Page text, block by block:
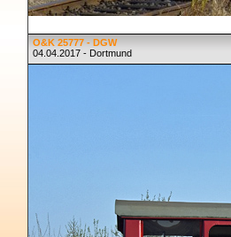
O&K 25777 - DGW
04.04.2017 - Dortmund